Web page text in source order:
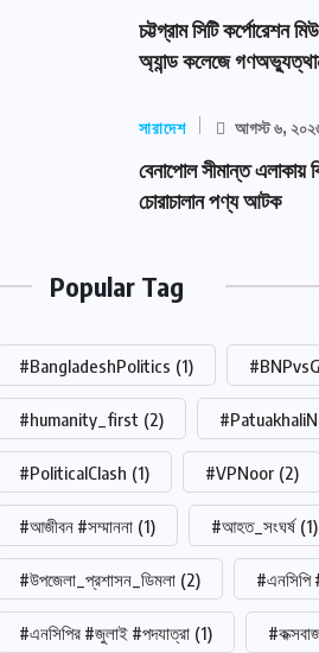
চট্টগ্রাম সিটি কর্পোরেশন
অ্যান্ড কলেজে
সারাদেশ আগস্ট ৬,
বেনাপোল সীমান্ত এলাকায়
চোরাচালান পণ্য আটক
Popular Tag
#BangladeshPolitics (1)
#humanity_first (2)
#PoliticalClash (1) #VPNoor (2)
#আজীবন #সম্মাননা (1) #আহত_সংঘর্ষ (1)
#উপজেলা_প্রশাসন_ডিমলা (2) #এনসিপি
#এনসিপির #জুলাই #পদযাত্রা (1)